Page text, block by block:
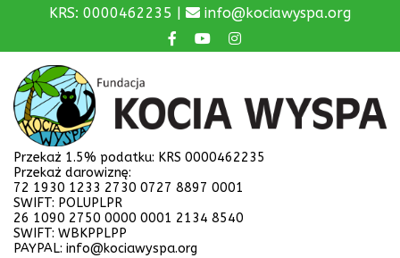
KRS: 0000462235 | info@kociawyspa.org
Przekaż 1.5% podatku: KRS 0000462235
Przekaż darowiznę:
72 1930 1233 2730 0727 8897 0001
SWIFT: POLUPLPR
26 1090 2750 0000 0001 2134 8540
SWIFT: WBKPPLPP
PAYPAL: info@kociawyspa.org